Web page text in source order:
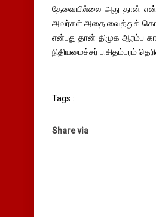
தேவையில்லை அது தான்
அவர்கள் அதை வைத்துக்
என்பது தான் திமுக ஆரம்ப
நிதியமைச்சர் ப.சிதம்பரம்
Tags :
Share via